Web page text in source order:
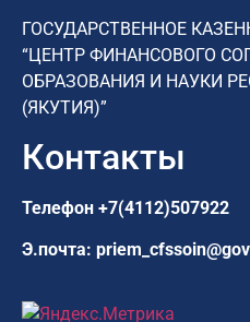
ГОСУДАРСТВЕННОЕ
“ЦЕНТР ФИНАНСОВОГО
ОБРАЗОВАНИЯ И НАУКИ
(ЯКУТИЯ)”
Контакты
Телефон +7(4112)507922
Э.почта: